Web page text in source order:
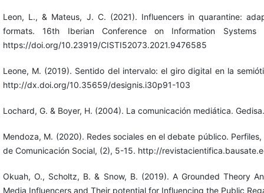
Leon, L., & Mateus, J. C. (2021). Influencers in quarantine:
formats. 16th Iberian Conference on Information
https://doi.org/10.23919/CISTI52073.2021.9476585
Leone, M. (2019). Sentido del intervalo: el giro digital en la
http://dx.doi.org/10.35659/designis.i30p91-103
Lochard, G. & Boyer, H. (2004). La comunicación mediática. Gedisa.
Mendoza, M. (2020). Redes sociales en el debate público.
de Comunicación Social, (2), 5-15. http://
Okuah, O., Scholtz, B. & Snow, B. (2019). A Grounded Theory
Media Influencers and Their potential for Influencing the Public